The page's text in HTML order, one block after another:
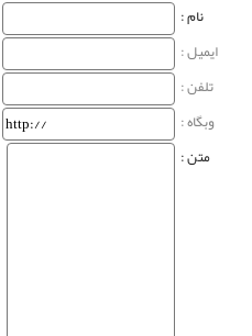
نام‌ :
ایمیل :
تلفن :
وبگاه‌ :
متن :